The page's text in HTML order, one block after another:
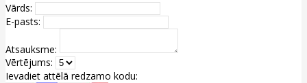
Vārds:
E-pasts:
Atsauksme:
Vērtējums:
Ievadiet attēlā redzamo kodu: